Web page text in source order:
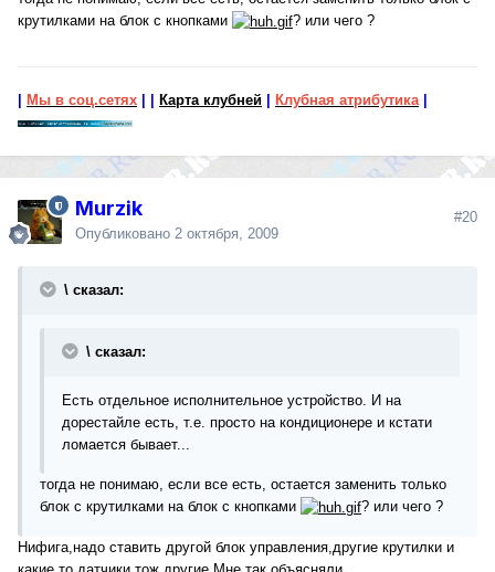
крутилками на блок с кнопками
? или чего ?
Мы в соц.сетях Карта клубней Клубная атрибутика|
Murzik
Опубликовано 2 октября, 2009
#20
\ сказал:
\ сказал:
Есть отдельное исполнительное устройство. И на
дорестайле есть, т.е. просто на кондиционере и кстати
ломается бывает...
тогда не понимаю, если все есть, остается заменить только
блок с крутилками на блок с кнопками
? или чего ?
Нифига,надо ставить другой блок управления,другие крутилки и